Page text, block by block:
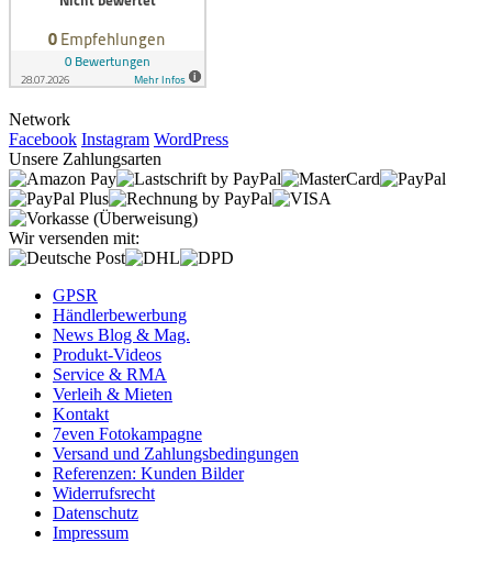
Network
Facebook Instagram WordPress
Unsere Zahlungsarten
Wir versenden mit:
GPSR
Händlerbewerbung
News Blog & Mag.
Produkt-Videos
Service & RMA
Verleih & Mieten
Kontakt
7even Fotokampagne
Versand und Zahlungsbedingungen
Referenzen: Kunden Bilder
Widerrufsrecht
Datenschutz
Impressum